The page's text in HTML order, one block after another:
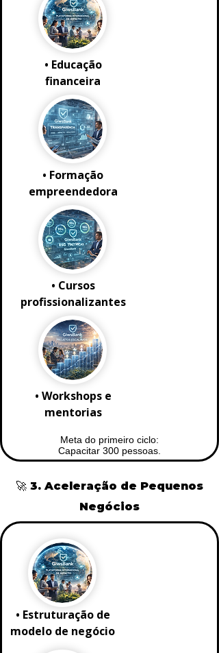
• Educação
financeira
• Formação
empreendedora
• Cursos
profissionalizantes
• Workshops e
mentorias
Meta do primeiro ciclo:
Capacitar 300 pessoas.
🚀 3. Aceleração de Pequenos
Negócios
• Estruturação de
modelo de negócio